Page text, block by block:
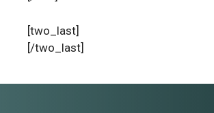
[two_last]
[/two_last]